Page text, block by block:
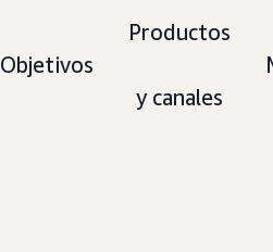
Objetivos
Productos
y canales